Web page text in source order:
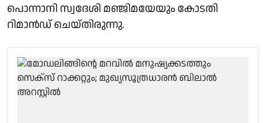
പൊന്നാനി സ്വദേശി മഞ്ജിമയേയും കോടതി
റിമാൻഡ് ചെയ്തിരുന്നു.